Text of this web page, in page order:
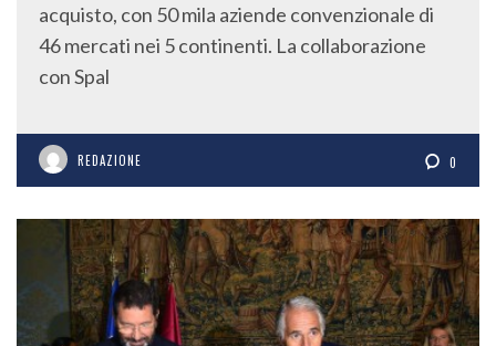
acquisto, con 50 mila aziende convenzionale di
46 mercati nei 5 continenti. La collaborazione
con Spal
REDAZIONE 0